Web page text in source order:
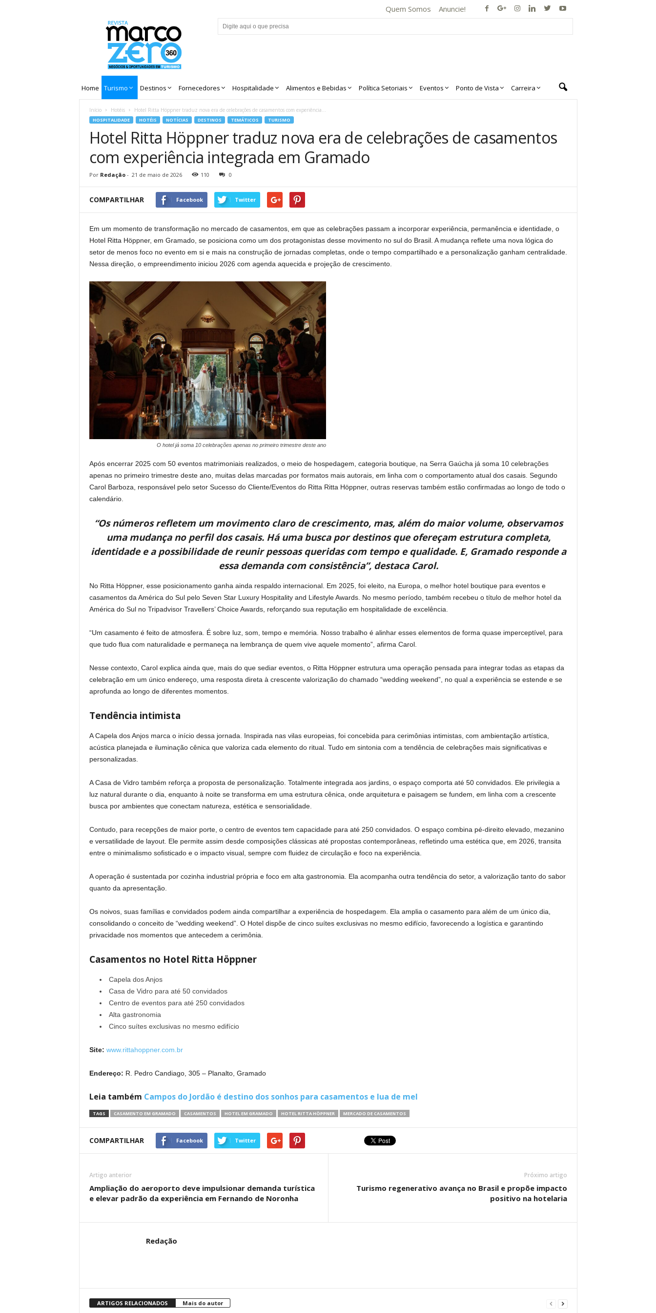
Quem Somos Anuncie!
Home Turismo Destinos Fornecedores Hospitalidade Alimentos e Bebidas Política Setoriais Eventos Ponto de Vista Carreira
Início Hotéis Hotel Ritta Höppner traduz nova era de celebrações de casamentos com experiência...
HOSPITALIDADE HOTÉIS NOTÍCIAS DESTINOS TEMÁTICOS TURISMO
Hotel Ritta Höppner traduz nova era de celebrações de casamentos
com experiência integrada em Gramado
Por Redação- 21 de maio de 2026 110 0
COMPARTILHAR Facebook Twitter
Em um momento de transformação no mercado de casamentos, em que as celebrações passam a incorporar experiência, permanência e identidade, o
Hotel Ritta Höppner, em Gramado, se posiciona como um dos protagonistas desse movimento no sul do Brasil. A mudança reflete uma nova lógica do
setor de menos foco no evento em si e mais na construção de jornadas completas, onde o tempo compartilhado e a personalização ganham centralidade.
Nessa direção, o empreendimento iniciou 2026 com agenda aquecida e projeção de crescimento.
O hotel já soma 10 celebrações apenas no primeiro trimestre deste ano
Após encerrar 2025 com 50 eventos matrimoniais realizados, o meio de hospedagem, categoria boutique, na Serra Gaúcha já soma 10 celebrações
apenas no primeiro trimestre deste ano, muitas delas marcadas por formatos mais autorais, em linha com o comportamento atual dos casais. Segundo
Carol Barboza, responsável pelo setor Sucesso do Cliente/Eventos do Ritta Ritta Höppner, outras reservas também estão confirmadas ao longo de todo o
calendário.
“Os números refletem um movimento claro de crescimento, mas, além do maior volume, observamos
uma mudança no perfil dos casais. Há uma busca por destinos que ofereçam estrutura completa,
identidade e a possibilidade de reunir pessoas queridas com tempo e qualidade. E, Gramado responde a
essa demanda com consistência”, destaca Carol.
No Ritta Höppner, esse posicionamento ganha ainda respaldo internacional. Em 2025, foi eleito, na Europa, o melhor hotel boutique para eventos e
casamentos da América do Sul pelo Seven Star Luxury Hospitality and Lifestyle Awards. No mesmo período, também recebeu o título de melhor hotel da
América do Sul no Tripadvisor Travellers’ Choice Awards, reforçando sua reputação em hospitalidade de excelência.
“Um casamento é feito de atmosfera. É sobre luz, som, tempo e memória. Nosso trabalho é alinhar esses elementos de forma quase imperceptível, para
que tudo flua com naturalidade e permaneça na lembrança de quem vive aquele momento”, afirma Carol.
Nesse contexto, Carol explica ainda que, mais do que sediar eventos, o Ritta Höppner estrutura uma operação pensada para integrar todas as etapas da
celebração em um único endereço, uma resposta direta à crescente valorização do chamado “wedding weekend”, no qual a experiência se estende e se
aprofunda ao longo de diferentes momentos.
Tendência intimista
A Capela dos Anjos marca o início dessa jornada. Inspirada nas vilas europeias, foi concebida para cerimônias intimistas, com ambientação artística,
acústica planejada e iluminação cênica que valoriza cada elemento do ritual. Tudo em sintonia com a tendência de celebrações mais significativas e
personalizadas.
A Casa de Vidro também reforça a proposta de personalização. Totalmente integrada aos jardins, o espaço comporta até 50 convidados. Ele privilegia a
luz natural durante o dia, enquanto à noite se transforma em uma estrutura cênica, onde arquitetura e paisagem se fundem, em linha com a crescente
busca por ambientes que conectam natureza, estética e sensorialidade.
Contudo, para recepções de maior porte, o centro de eventos tem capacidade para até 250 convidados. O espaço combina pé-direito elevado, mezanino
e versatilidade de layout. Ele permite assim desde composições clássicas até propostas contemporâneas, refletindo uma estética que, em 2026, transita
entre o minimalismo sofisticado e o impacto visual, sempre com fluidez de circulação e foco na experiência.
A operação é sustentada por cozinha industrial própria e foco em alta gastronomia. Ela acompanha outra tendência do setor, a valorização tanto do sabor
quanto da apresentação.
Os noivos, suas famílias e convidados podem ainda compartilhar a experiência de hospedagem. Ela amplia o casamento para além de um único dia,
consolidando o conceito de “wedding weekend”. O Hotel dispõe de cinco suítes exclusivas no mesmo edifício, favorecendo a logística e garantindo
privacidade nos momentos que antecedem a cerimônia.
Casamentos no Hotel Ritta Höppner
Capela dos Anjos
Casa de Vidro para até 50 convidados
Centro de eventos para até 250 convidados
Alta gastronomia
Cinco suítes exclusivas no mesmo edifício
Site: www.rittahoppner.com.br
Endereço: R. Pedro Candiago, 305 – Planalto, Gramado
Leia também Campos do Jordão é destino dos sonhos para casamentos e lua de mel
TAGS CASAMENTO EM GRAMADO CASAMENTOS HOTEL EM GRAMADO HOTEL RITTA HÖPPNER MERCADO DE CASAMENTOS
COMPARTILHAR Facebook Twitter
Artigo anterior
Ampliação do aeroporto deve impulsionar demanda turística
e elevar padrão da experiência em Fernando de Noronha
Próximo artigo
Turismo regenerativo avança no Brasil e propõe impacto
positivo na hotelaria
Redação
ARTIGOS RELACIONADOS Mais do autor